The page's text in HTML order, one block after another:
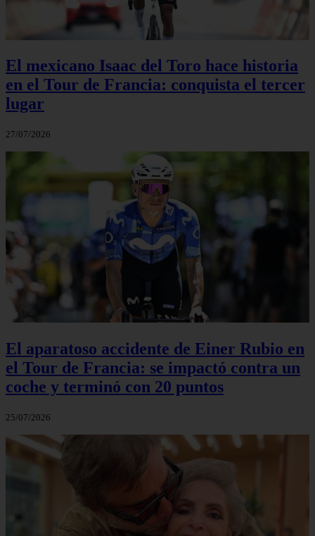
El mexicano Isaac del Toro hace historia
en el Tour de Francia: conquista el tercer
lugar
27/07/2026
El aparatoso accidente de Einer Rubio en
el Tour de Francia: se impactó contra un
coche y terminó con 20 puntos
25/07/2026